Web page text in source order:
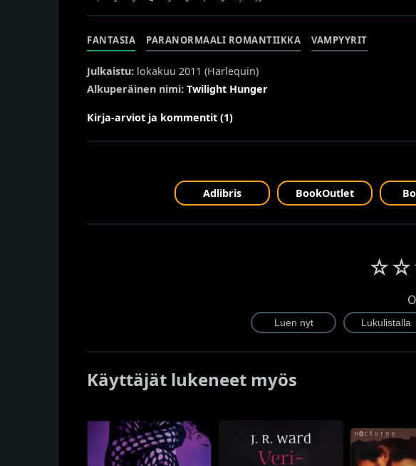
FANTASIA PARANORMAALI ROMANTIIKKA VAMPYYRIT
Julkaistu: lokakuu 2011 (Harlequin)
Alkuperäinen nimi: Twilight Hunger
Kirja-arviot ja kommentit (1)
Adlibris BookOutlet
☆☆
Käyttäjät lukeneet myös